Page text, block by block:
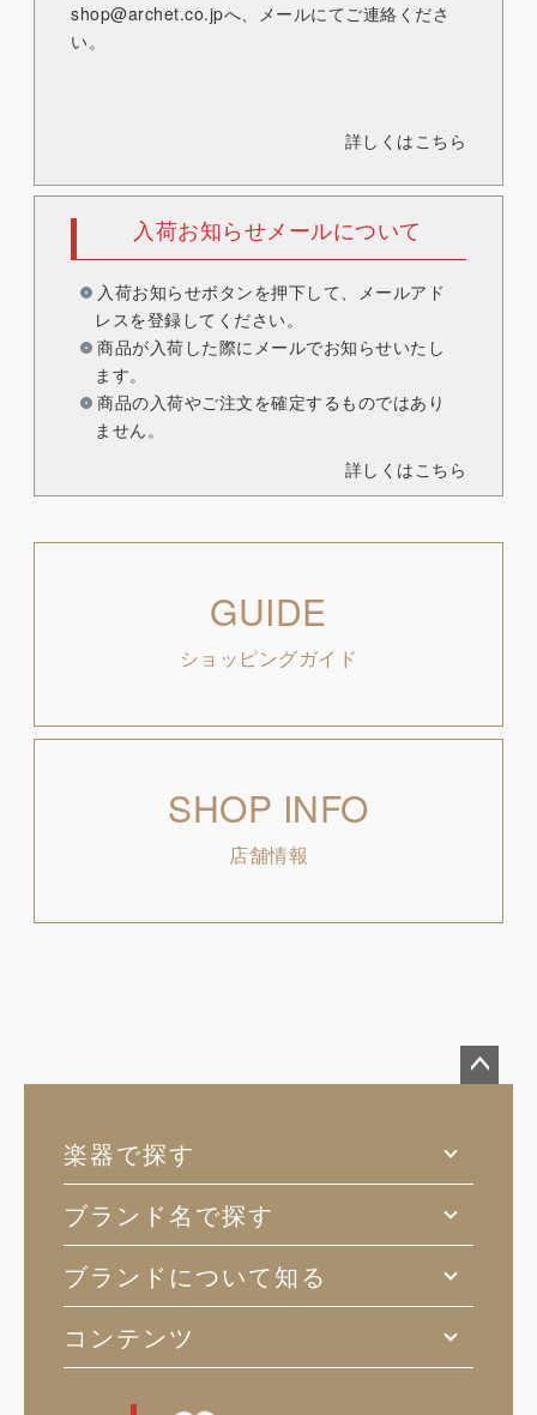
shop@archet.co.jpへ、メールにてご連絡くださ
い。
詳しくはこちら
入荷お知らせメールについて
入荷お知らせボタンを押下して、メールアド
レスを登録してください。
商品が入荷した際にメールでお知らせいたし
ます。
商品の入荷やご注文を確定するものではあり
ません。
詳しくはこちら
GUIDE
ショッピングガイド
SHOP INFO
店舗情報
へ
楽器で探す
ブランド名で探す
ブランドについて知る
コンテンツ